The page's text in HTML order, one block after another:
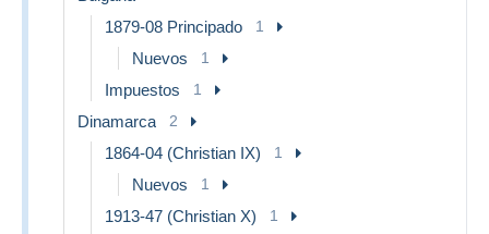
1879-08 Principado 1
Nuevos 1
Impuestos 1
Dinamarca 2
1864-04 (Christian IX) 1
Nuevos 1
1913-47 (Christian X) 1